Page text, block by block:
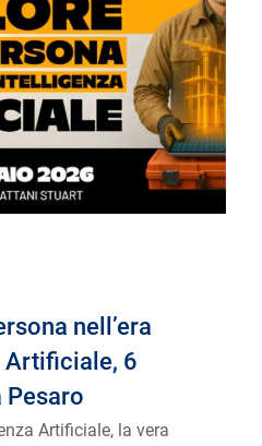
nell’era
Artificiale, 6
Artificiale, la vera